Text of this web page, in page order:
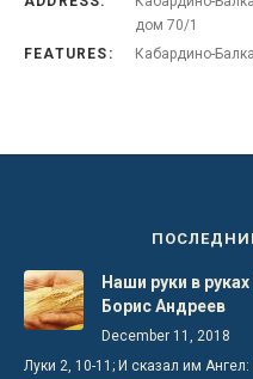
дом 70/1
FEATURES:
Кабардино-
Наши руки в
Борис Андреев
December 11, 2018
Луки 2, 10-11; И сказал им Ангел: